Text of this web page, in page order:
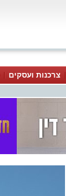
צרכנות ועסקים